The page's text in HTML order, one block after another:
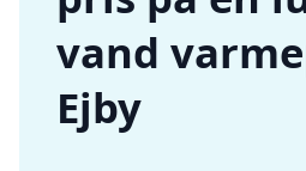
vand
Ejby